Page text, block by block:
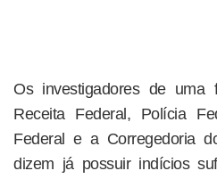
Os investigadores de uma
Receita Federal, Polícia
Federal e a Corregedoria
dizem já possuir indícios